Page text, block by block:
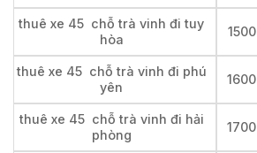
thuê xe 45 chỗ trà vinh đi tuy
hòa
1500
thuê xe 45 chỗ trà vinh đi phú
yên
1600
thuê xe 45 chỗ trà vinh đi hải
phòng
1700